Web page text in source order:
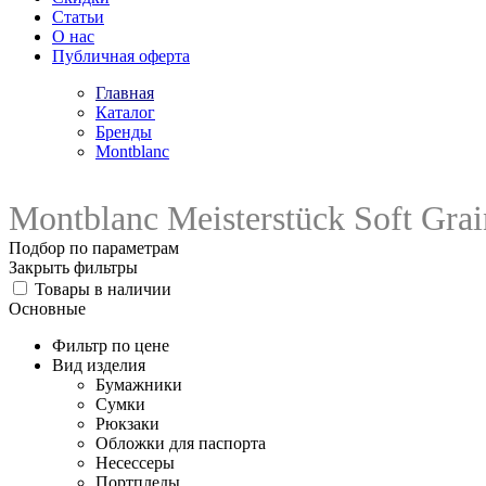
Статьи
О нас
Публичная оферта
Главная
Каталог
Бренды
Montblanc
Montblanc Meisterstück Soft
Подбор по параметрам
Закрыть фильтры
Товары в наличии
Основные
Фильтр по цене
Вид изделия
Бумажники
Сумки
Рюкзаки
Обложки для паспорта
Несессеры
Портпледы